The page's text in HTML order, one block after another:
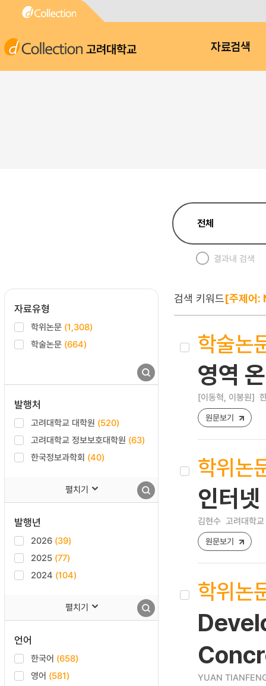
고려대학교 자료검색
결과내 검색
자료유형
학위논문 (1,308)
학술논문 (664)
발행처
고려대학교 대학원 (520)
고려대학교 정보보호대학원 (63)
한국정보과학회 (40)
펼치기
발행년
2026 (39)
2025 (77)
2024 (104)
펼치기
언어
한국어 (658)
영어 (581)
검색 키워드[주제어
학술논
영역
[이동혁, 이봉원]
원문보기
학위논
인터
김현수 고려대학
원문보기
학위논
YUAN